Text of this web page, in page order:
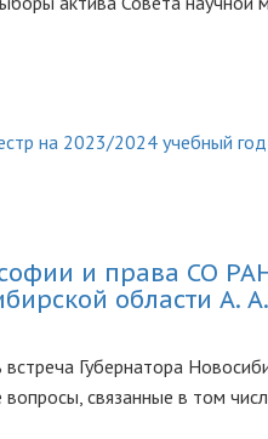
на 2023/2024 учебный год
и права СО
области А.
Губернатора
связанные в том